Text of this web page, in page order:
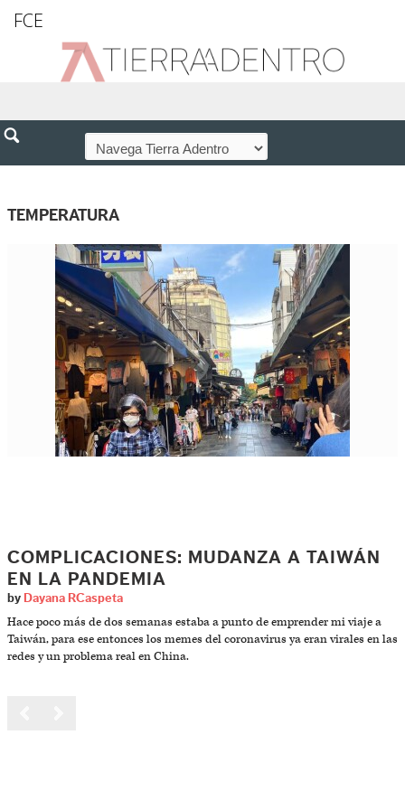
FCE
TEMPERATURA
COMPLICACIONES: MUDANZA A TAIWÁN
EN LA PANDEMIA
by Dayana RCaspeta
Hace poco más de dos semanas estaba a punto de emprender mi viaje a
Taiwán, para ese entonces los memes del coronavirus ya eran virales en las
redes y un problema real en China.